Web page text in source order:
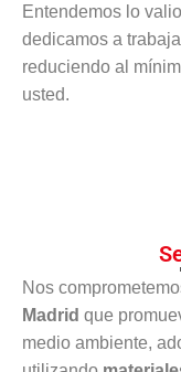
Entendemos lo
dedicamos a
reduciendo al
usted.
Nos
Madrid que
medio ambiente,